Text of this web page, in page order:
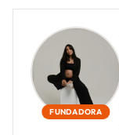
FUNDADORA